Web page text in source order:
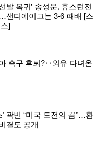
발 복귀' 송성문, 휴스턴전
샌디에이고는 3-6 패배 [스
]
축구 후퇴?‥외유 다녀온
’ 곽빈 “미국 도전의 꿈”…환
결도 공개